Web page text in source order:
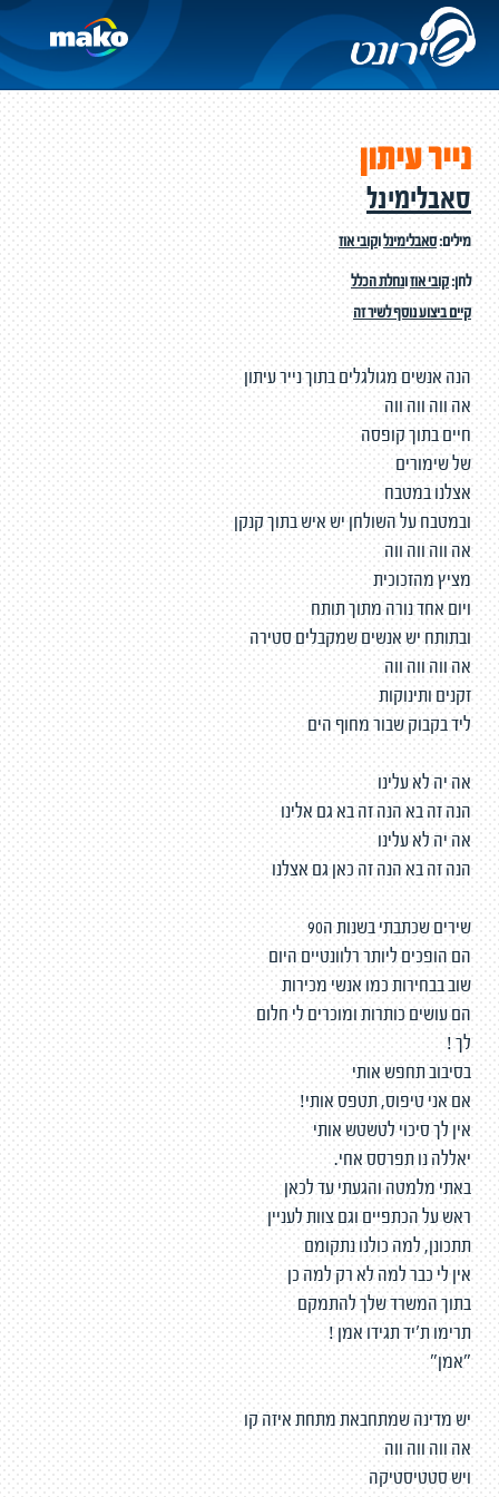
נייר עיתון
סאבלימינל
מילים:סאבלימינלוקובי אוז
לחן:קובי אוזונחלת הכלל
קיים ביצוע נוסף לשיר זה
הנה אנשים מגולגלים בתוך נייר עיתון
אה ווה ווה ווה
חיים בתוך קופסה
של שימורים
אצלנו במטבח
ובמטבח על השולחן יש איש בתוך קנקן
אה ווה ווה ווה
מציץ מהזכוכית
ויום אחד נורה מתוך תותח
ובתותח יש אנשים שמקבלים סטירה
אה ווה ווה ווה
זקנים ותינוקות
ליד בקבוק שבור מחוף הים
אה יה לא עלינו
הנה זה בא הנה זה בא גם אלינו
אה יה לא עלינו
הנה זה בא הנה זה כאן גם אצלנו
שירים שכתבתי בשנות ה90
הם הופכים ליותר רלוונטיים היום
שוב בבחירות כמו אנשי מכירות
הם עושים כותרות ומוכרים לי חלום
לך !
בסיבוב תחפש אותי
אם אני טיפוס, תטפס אותי!
אין לך סיכוי לטשטש אותי
יאללה נו תפרסס אחי.
באתי מלמטה והגעתי עד לכאן
ראש על הכתפיים וגם צוות לעניין
תתכונן, למה כולנו נתקומם
אין לי כבר למה לא רק למה כן
בתוך המשרד שלך להתמקם
תרימו ת׳יד תגידו אמן !
״אמן״
יש מדינה שמתחבאת מתחת איזה קו
אה ווה ווה ווה
ויש סטטיסטיקה